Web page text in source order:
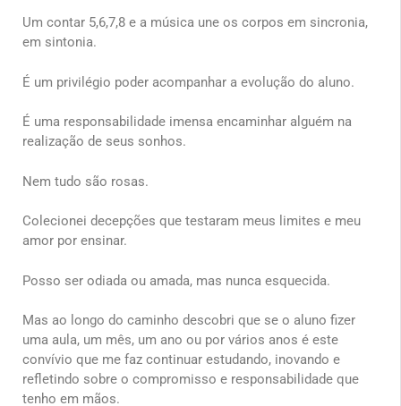
Um contar 5,6,7,8 e a música une os corpos em sincronia,
em sintonia.
É um privilégio poder acompanhar a evolução do aluno.
É uma responsabilidade imensa encaminhar alguém na
realização de seus sonhos.
Nem tudo são rosas.
Colecionei decepções que testaram meus limites e meu
amor por ensinar.
Posso ser odiada ou amada, mas nunca esquecida.
Mas ao longo do caminho descobri que se o aluno fizer
uma aula, um mês, um ano ou por vários anos é este
convívio que me faz continuar estudando, inovando e
refletindo sobre o compromisso e responsabilidade que
tenho em mãos.